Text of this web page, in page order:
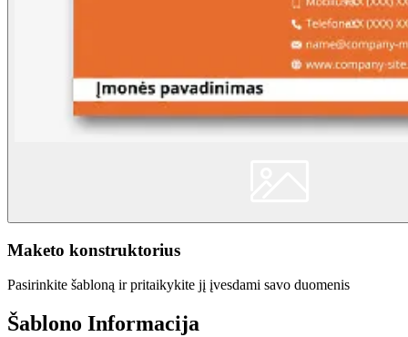
Maketo konstruktorius
Pasirinkite šabloną ir pritaikykite jį įvesdami savo duomenis
Šablono Informacija